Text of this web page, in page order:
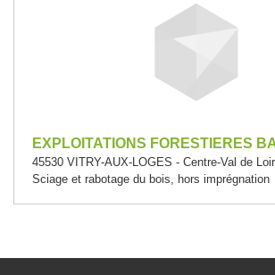
EXPLOITATIONS FORESTIERES
45530 VITRY-AUX-LOGES - Centre-Val de
Sciage et rabotage du bois, hors imprégnation